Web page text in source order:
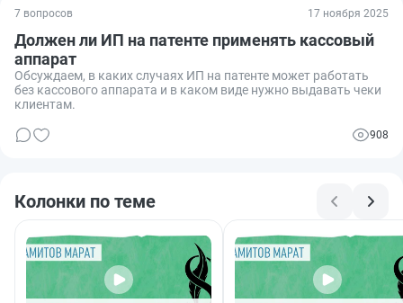
7 вопросов 17 ноября 2025
Должен ли ИП на патенте применять кассовый
аппарат
Обсуждаем, в каких случаях ИП на патенте может работать
без кассового аппарата и в каком виде нужно выдавать чеки
клиентам.
908
Колонки по теме